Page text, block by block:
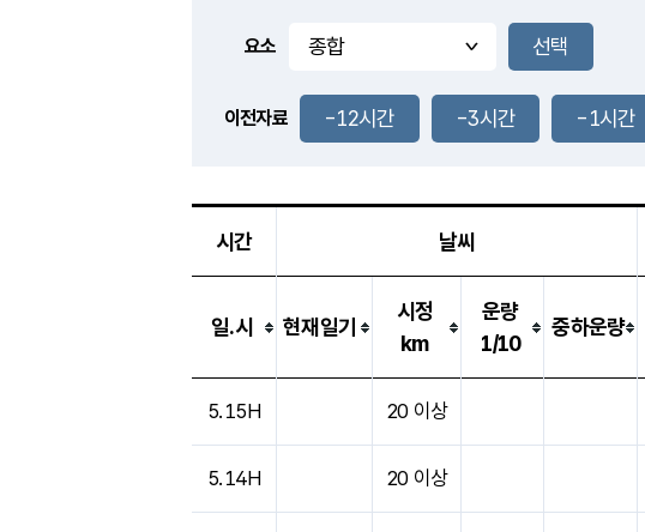
풍도
0.6m/s
-
요소
이전자료 -12시간 -3시간 -1시간
시간 날씨
일.시 현재일기
시정
km
운량
1/10
중하운량
5.15H 20 이상
5.14H 20 이상